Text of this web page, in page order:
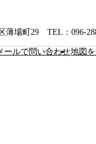
薄場町29 TEL：096-
ールで問い合わせ地図を